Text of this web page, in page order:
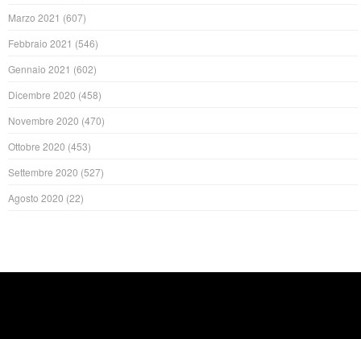
Marzo 2021 (607)
Febbraio 2021 (546)
Gennaio 2021 (602)
Dicembre 2020 (458)
Novembre 2020 (470)
Ottobre 2020 (453)
Settembre 2020 (527)
Agosto 2020 (22)